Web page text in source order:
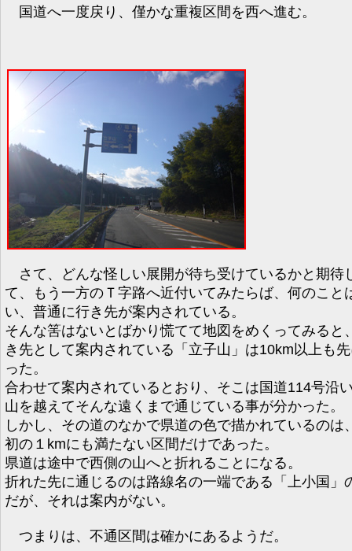
国道へ一度戻り、僅かな重複区間を西へ進む。
さて、どんな怪しい展開が待ち受けているかと期待
て、もう一方のＴ字路へ近付いてみたらば、何のこと
い、普通に行き先が案内されている。
そんな筈はないとばかり慌てて地図をめくってみると
き先として案内されている「立子山」は10km以上も
った。
合わせて案内されているとおり、そこは国道114号沿
山を越えてそんな遠くまで通じている事が分かった。
しかし、その道のなかで県道の色で描かれているのは
初の１kmにも満たない区間だけであった。
県道は途中で西側の山へと折れることになる。
折れた先に通じるのは路線名の一端である「上小国」
だが、それは案内がない。
つまりは、不通区間は確かにあるようだ。